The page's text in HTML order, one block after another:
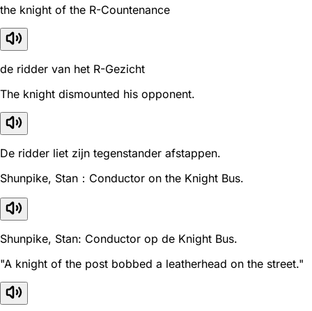
the knight of the R-Countenance
de ridder van het R-Gezicht
The knight dismounted his opponent.
De ridder liet zijn tegenstander afstappen.
Shunpike, Stan：Conductor on the Knight Bus.
Shunpike, Stan: Conductor op de Knight Bus.
"A knight of the post bobbed a leatherhead on the street."